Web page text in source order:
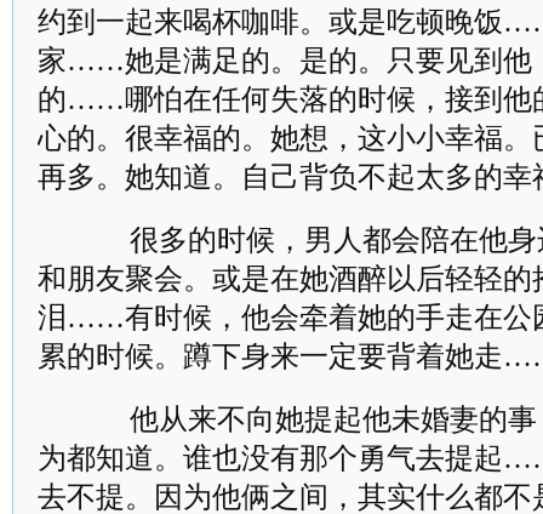
约到一起来喝杯咖啡。或是吃顿晚饭
家……她是满足的。是的。只要见到他
的……哪怕在任何失落的时候，接到他
心的。很幸福的。她想，这小小幸福
再多。她知道。自己背负不起太多的
很多的时候，男人都会陪在他身
和朋友聚会。或是在她酒醉以后轻轻的
泪……有时候，他会牵着她的手走在公
累的时候。蹲下身来一定要背着她
他从来不向她提起他未婚妻的事
为都知道。谁也没有那个勇气去提起
去不提。因为他俩之间，其实什么都不